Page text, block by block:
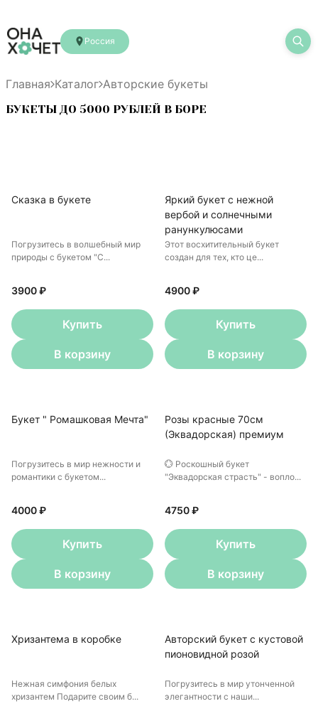
Россия
Главная Каталог Авторские букеты
БУКЕТЫ ДО 5000 РУБЛЕЙ В БОРЕ
Сказка в букете
Погрузитесь в волшебный мир
природы с букетом "С...
3900 ₽
Купить
В корзину
Яркий букет с нежной
вербой и солнечными
ранункулюсами
Этот восхитительный букет
создан для тех, кто це...
4900 ₽
Купить
В корзину
Букет " Ромашковая Мечта"
Погрузитесь в мир нежности и
романтики с букетом...
4000 ₽
Купить
В корзину
Розы красные 70см
(Эквадорская) премиум
💮 Роскошный букет
"Эквадорская страсть" - вопло...
4750 ₽
Купить
В корзину
Хризантема в коробке
Нежная симфония белых
хризантем Подарите своим б...
Авторский букет с кустовой
пионовидной розой
Погрузитесь в мир утонченной
элегантности с наши...